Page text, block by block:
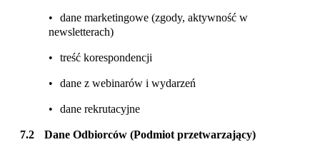
dane marketingowe (zgody, aktywność w
newsletterach)
treść korespondencji
dane z webinarów i wydarzeń
dane rekrutacyjne
Dane Odbiorców (Podmiot przetwarzający)